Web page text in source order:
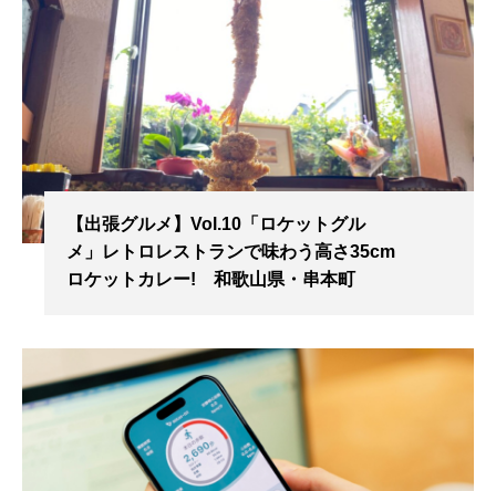
【出張グルメ】Vol.10「ロケットグル
メ」レトロレストランで味わう高さ35cm
ロケットカレー! 和歌山県・串本町